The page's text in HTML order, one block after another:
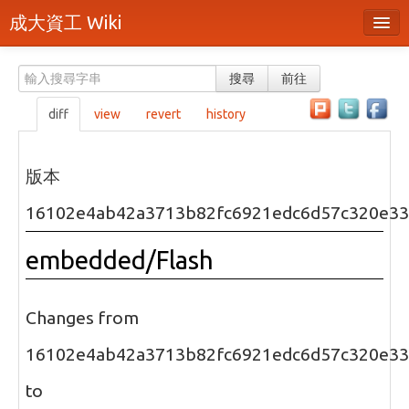
成大資工 Wiki
分類
隨機頁面
最近活動
上傳檔案
頁面原始檔
可列印版本
刪除本頁
登入 / 註冊帳號
搜尋 前往
diff view revert history
版本
embedded/Flash
Changes from
to